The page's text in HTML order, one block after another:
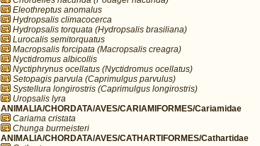
Eleothreptus anomalus
Hydropsalis climacocerca
Hydropsalis torquata (Hydropsalis brasiliana)
Lurocalis semitorquatus
Macropsalis forcipata (Macropsalis creagra)
Nyctidromus albicollis
Nyctiphrynus ocellatus (Nyctidromus ocellatus)
Setopagis parvula (Caprimulgus parvulus)
Systellura longirostris (Caprimulgus longirostris)
Uropsalis lyra
ANIMALIA/CHORDATA/AVES/CARIAMIFORMES/Cariamidae
Cariama cristata
Chunga burmeisteri
ANIMALIA/CHORDATA/AVES/CATHARTIFORMES/Cathartidae